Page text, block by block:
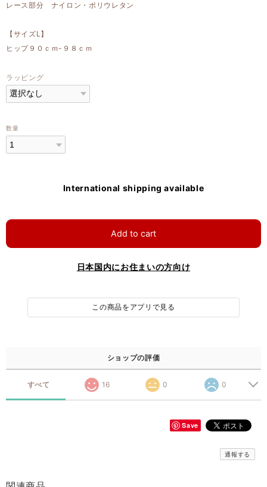
レース部分 ナイロン・ポリウレタン
【サイズL】
ヒップ９０ｃｍ-９８ｃｍ
ラッピング
数量
International shipping available
Add to cart
日本国内にお住まいの方向け
この商品をアプリで見る
ショップの評価
すべて 16 0 0
Save
通報する